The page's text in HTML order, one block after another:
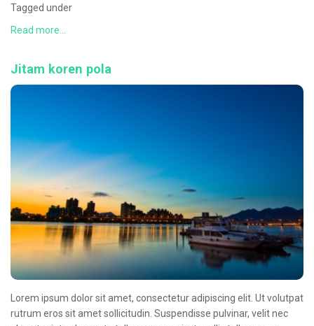
Tagged under
Read more...
Jitam koren pola
Lorem ipsum dolor sit amet, consectetur adipiscing elit. Ut volutpat
rutrum eros sit amet sollicitudin. Suspendisse pulvinar, velit nec